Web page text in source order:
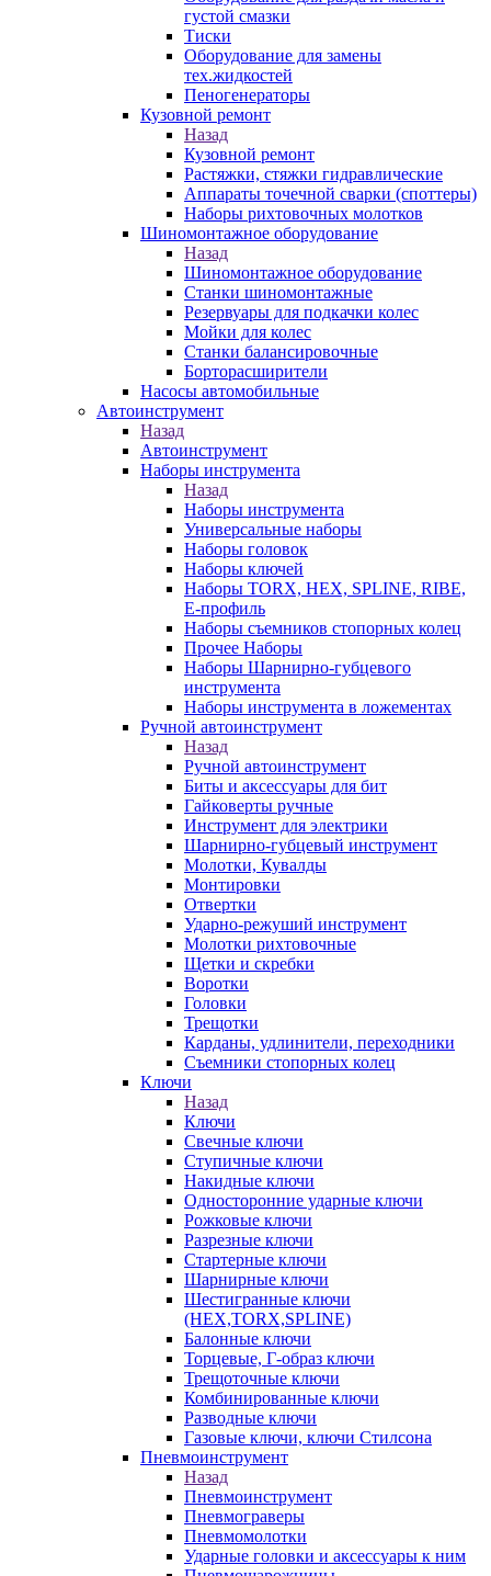
густой смазки
Тиски
Оборудование для замены
тех.жидкостей
Пеногенераторы
Кузовной ремонт
Назад
Кузовной ремонт
Растяжки, стяжки гидравлические
Аппараты точечной сварки (споттеры)
Наборы рихтовочных молотков
Шиномонтажное оборудование
Назад
Шиномонтажное оборудование
Станки шиномонтажные
Резервуары для подкачки колес
Мойки для колес
Станки балансировочные
Борторасширители
Насосы автомобильные
Автоинструмент
Назад
Автоинструмент
Наборы инструмента
Назад
Наборы инструмента
Универсальные наборы
Наборы головок
Наборы ключей
Наборы TORX, HEX, SPLINE, RIBE,
E-профиль
Наборы съемников стопорных колец
Прочее Наборы
Наборы Шарнирно-губцевого
инструмента
Наборы инструмента в ложементах
Ручной автоинструмент
Назад
Ручной автоинструмент
Биты и аксессуары для бит
Гайковерты ручные
Инструмент для электрики
Шарнирно-губцевый инструмент
Молотки, Кувалды
Монтировки
Отвертки
Ударно-режуший инструмент
Молотки рихтовочные
Щетки и скребки
Воротки
Головки
Трещотки
Карданы, удлинители, переходники
Съемники стопорных колец
Ключи
Назад
Ключи
Свечные ключи
Ступичные ключи
Накидные ключи
Односторонние ударные ключи
Рожковые ключи
Разрезные ключи
Стартерные ключи
Шарнирные ключи
Шестигранные ключи
(HEX,TORX,SPLINE)
Балонные ключи
Торцевые, Г-образ ключи
Трещоточные ключи
Комбинированные ключи
Разводные ключи
Газовые ключи, ключи Стилсона
Пневмоинструмент
Назад
Пневмоинструмент
Пневмограверы
Пневмомолотки
Ударные головки и аксессуары к ним